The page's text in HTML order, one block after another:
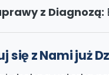
z Diagnozą:
się z Nami już